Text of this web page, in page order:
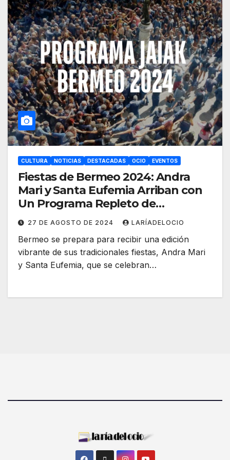
CULTURA NOTICIAS DESTACADAS OCIO EVENTOS
Fiestas de Bermeo 2024: Andra
Mari y Santa Eufemia Arriban con
Un Programa Repleto de
Actividades
27 DE AGOSTO DE 2024 LARÍADELOCIO
Bermeo se prepara para recibir una edición
vibrante de sus tradicionales fiestas, Andra Mari
y Santa Eufemia, que se celebran…